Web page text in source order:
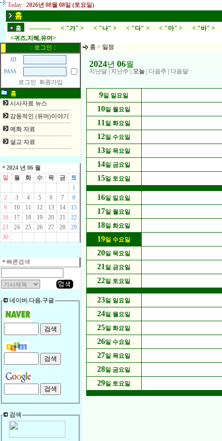
Today : 2026년 08월 08일 (토요일)
홈
홈 ----------- < "가" > < "나" > < "다" > < "마" > < "바" >
<귀즈,지혜,유머>
:: 로그인 ::
ID
PASS
로그인
회원가입
홈
시사자료 뉴스
감동적인 (유머)이야기
예화 자료
설교 자료
2024 년 06 월
일
월 화 수 목 금
토
1
2
3 4 5 6 7
8
9
10 11 12 13 14
15
16
17 18 19 20 21
22
23
24 25 26 27 28
29
30
빠른검색
네이버.다음.구글
검색
홈 > 일정
2024년 06월
지난달 지난주 오늘 다음주 다음달
9일 일요일
10일 월요일
11 일 화요일
12일 수요일
13일 목요일
14일 금요일
15일 토요일
16일 일요일
17일 월요일
18일 화요일
19일 수요일
20일 목요일
21 일 금요일
22일 토요일
23일 일요일
24일 월요일
25일 화요일
26일 수요일
27일 목요일
28일 금요일
29일 토요일